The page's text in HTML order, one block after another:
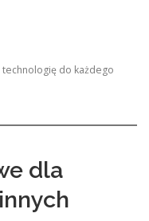
do każdego
dla